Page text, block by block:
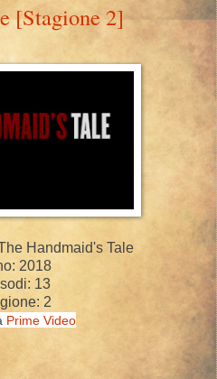
[Stagione 2]
Handmaid's Tale
2018
13
2
Prime Video